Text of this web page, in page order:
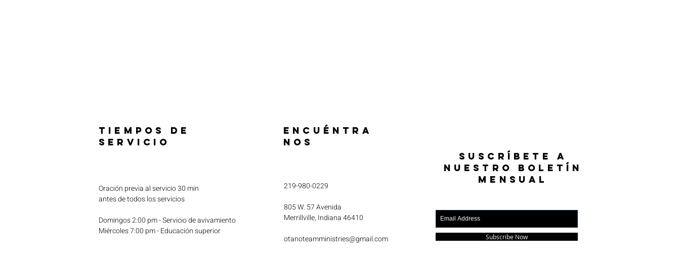
TIEMPOS DE
SERVICIO
Oración previa al servicio 30 min
antes de todos los servicios
Domingos 2:00 pm - Servicio de avivamiento
Miércoles 7:00 pm - Educación superior
ENCUÉNTRA
NOS
219-980-0229
805 W. 57 Avenida
Merrillville, Indiana 46410
otanoteamministries@gmail.com
SUSCRÍBETE A
NUESTRO BOLETÍN
MENSUAL
Subscribe Now